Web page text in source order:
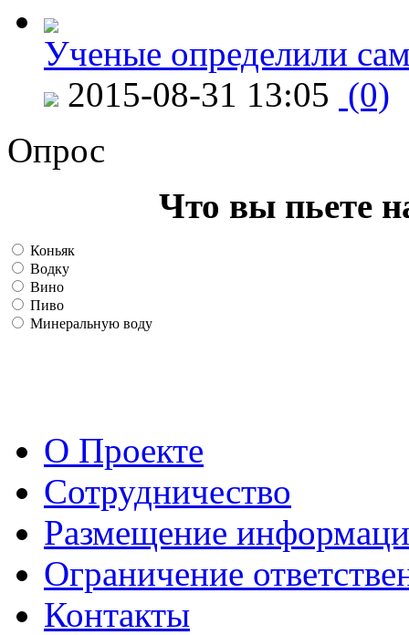
Ученые определили
2015-08-31 13:05 (0)
Опрос
Что вы пьете
Коньяк
Водку
Вино
Пиво
Минеральную воду
О Проекте
Сотрудничество
Размещение
Ограничение
Контакты